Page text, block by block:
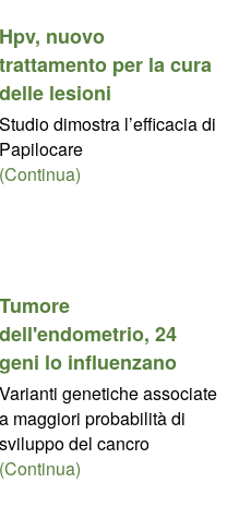
Hpv, nuovo
trattamento per la cura
delle lesioni
Studio dimostra l’efficacia di
Papilocare
(Continua)
Tumore
dell'endometrio, 24
geni lo influenzano
Varianti genetiche associate
a maggiori probabilità di
sviluppo del cancro
(Continua)